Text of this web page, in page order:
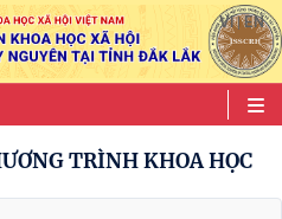
VI|EN
TRÌNH KHOA HỌC